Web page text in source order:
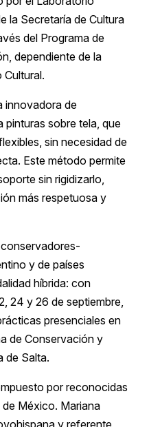
la Secretaría de Cultura
del Programa de
dependiente de la
Cultural.
innovadora de
pinturas sobre tela, que
sin necesidad de
Este método permite
sin rigidizarlo,
más respetuosa y
y de países
híbrida: con
24 y 26 de septiembre,
presenciales en
de Conservación y
de Salta.
por reconocidas
México. Mariana
y referente